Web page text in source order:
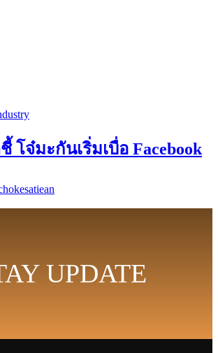
โจ๋มะกันเริ่มเบื่อ Facebook
UPDATE